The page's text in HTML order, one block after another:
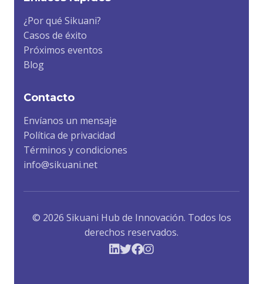
¿Por qué Sikuani?
Casos de éxito
Próximos eventos
Blog
Contacto
Envíanos un mensaje
Política de privacidad
Términos y condiciones
info@sikuani.net
© 2026 Sikuani Hub de Innovación. Todos los
derechos reservados.